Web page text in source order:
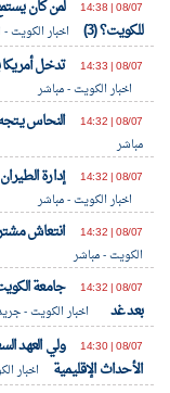
08/07 | 14:38
لمن كان
للكويت؟ (3)
اخبار الكويت
08/07 | 14:33
تدخل أمريكا
اخبار الكويت - مباشر
08/07 | 14:32
النحاس يتجه
مباشر
08/07 | 14:32
إدارة الطيران
اخبار الكويت - مباشر
08/07 | 14:32
انتعاش
الكويت - مباشر
08/07 | 14:32
جامعة
بعد غد
اخبار الكويت -
08/07 | 14:30
ولي العهد
الأحداث الإقليمية
اخبار